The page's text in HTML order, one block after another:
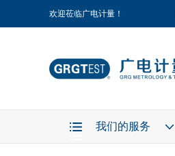
欢迎莅临广电计量！
我们的服务